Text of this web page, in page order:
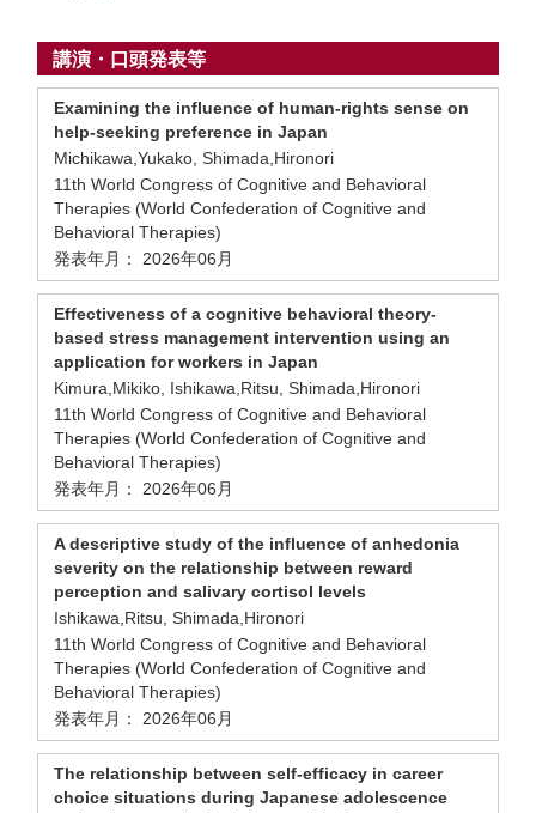
講演・口頭発表等
Examining the influence of human-rights sense on
help-seeking preference in Japan
Michikawa,Yukako, Shimada,Hironori
11th World Congress of Cognitive and Behavioral
Therapies (World Confederation of Cognitive and
Behavioral Therapies)
発表年月： 2026年06月
Effectiveness of a cognitive behavioral theory-
based stress management intervention using an
application for workers in Japan
Kimura,Mikiko, Ishikawa,Ritsu, Shimada,Hironori
11th World Congress of Cognitive and Behavioral
Therapies (World Confederation of Cognitive and
Behavioral Therapies)
発表年月： 2026年06月
A descriptive study of the influence of anhedonia
severity on the relationship between reward
perception and salivary cortisol levels
Ishikawa,Ritsu, Shimada,Hironori
11th World Congress of Cognitive and Behavioral
Therapies (World Confederation of Cognitive and
Behavioral Therapies)
発表年月： 2026年06月
The relationship between self-efficacy in career
choice situations during Japanese adolescence